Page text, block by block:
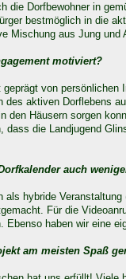
die Dorfbewohner in
bestmöglich in die
Mischung aus Jung und
motiviert?
von
des aktiven Dorflebens
den Häusern sorgen
dass die Landjugend
auch
als hybride
Für die
Ebenso haben wir eine
am meisten Spaß